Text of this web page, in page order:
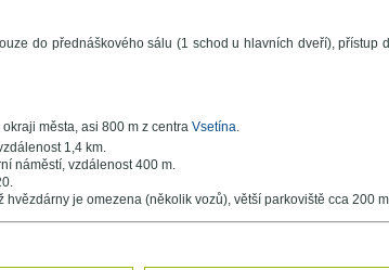
do přednáškového sálu (1 schod u hlavních dveří), přístup
města, asi 800 m z centra Vsetína.
1,4 km.
náměstí, vzdálenost 400 m.
hvězdárny je omezena (několik vozů), větší parkoviště cca 200